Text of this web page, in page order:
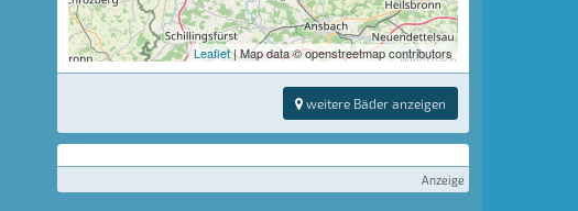
Leaflet| Map data © openstreetmap contributors
weitere Bäder anzeigen
Anzeige